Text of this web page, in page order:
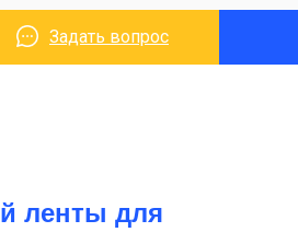
Задать вопрос
ленты для